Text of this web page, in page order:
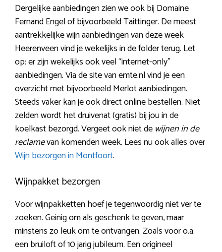
Dergelijke aanbiedingen zien we ook bij Domaine
Fernand Engel of bijvoorbeeld Taittinger. De meest
aantrekkelijke wijn aanbiedingen van deze week
Heerenveen vind je wekelijks in de folder terug. Let
op: er zijn wekelijks ook veel “internet-only”
aanbiedingen. Via de site van emte.nl vind je een
overzicht met bijvoorbeeld Merlot aanbiedingen.
Steeds vaker kan je ook direct online bestellen. Niet
zelden wordt het druivenat (gratis) bij jou in de
koelkast bezorgd. Vergeet ook niet de wijnen in de
reclamevan komenden week. Lees nu ook alles over
Wijn bezorgen in Montfoort.
Wijnpakket bezorgen
Voor wijnpakketten hoef je tegenwoordig niet ver te
zoeken. Geinig om als geschenk te geven, maar
minstens zo leuk om te ontvangen. Zoals voor o.a.
een bruiloft of 10 jarig jubileum. Een origineel